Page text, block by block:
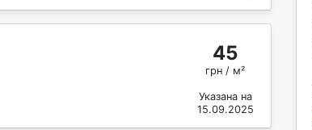
45
грн / м²
Указана на
15.09.2025